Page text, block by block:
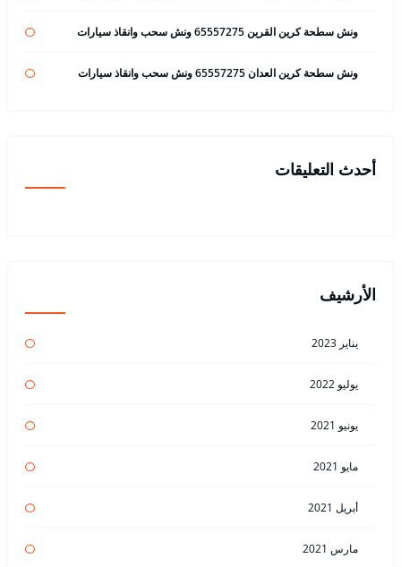
ونش سطحة كرين القرين 65557275 ونش سحب وانقاذ سيارات
ونش سطحة كرين العدان 65557275 ونش سحب وانقاذ سيارات
أحدث التعليقات
الأرشيف
يناير 2023
يوليو 2022
يونيو 2021
مايو 2021
أبريل 2021
مارس 2021